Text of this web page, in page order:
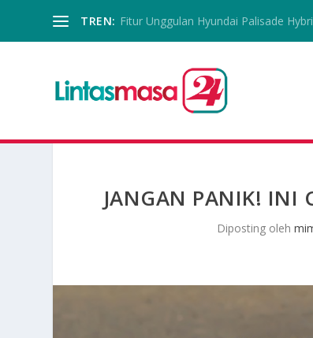
TREN: Fitur Unggulan Hyundai Palisade
JANGAN PANIK! INI
Diposting oleh